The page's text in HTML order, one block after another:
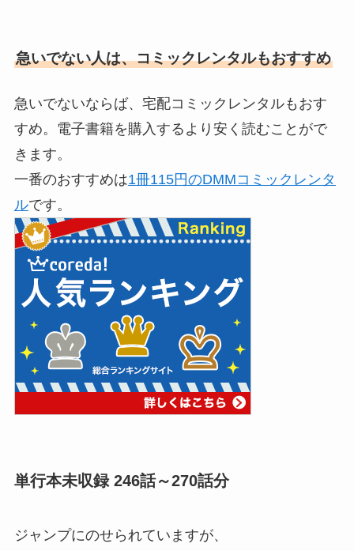
急いでない人は、コミックレンタルもおすすめ
急いでないならば、宅配コミックレンタルもおす
すめ。電子書籍を購入するより安く読むことがで
きます。
一番のおすすめは1冊115円のDMMコミックレンタ
ルです。
単行本未収録 246話～270話分
ジャンプにのせられていますが、